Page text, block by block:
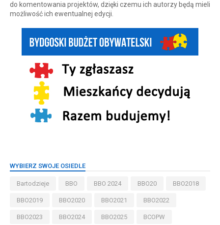
do komentowania projektów, dzięki czemu ich autorzy będą mieli
możliwość ich ewentualnej edycji.
WYBIERZ SWOJE OSIEDLE
Bartodzieje BBO BBO 2024 BBO20 BBO2018
BBO2019 BBO2020 BBO2021 BBO2022
BBO2023 BBO2024 BBO2025 BCOPW